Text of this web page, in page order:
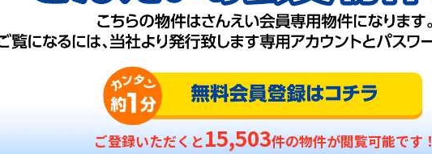
ご登録いただくと15,503件の物件が閲覧可能です！